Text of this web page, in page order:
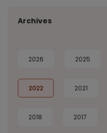
Archives
2026 2025
2022 2021
2018 2017